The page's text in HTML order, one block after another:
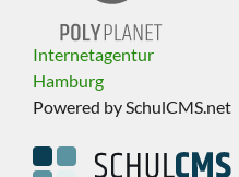
Internetagentur
Hamburg
Powered by SchulCMS.net